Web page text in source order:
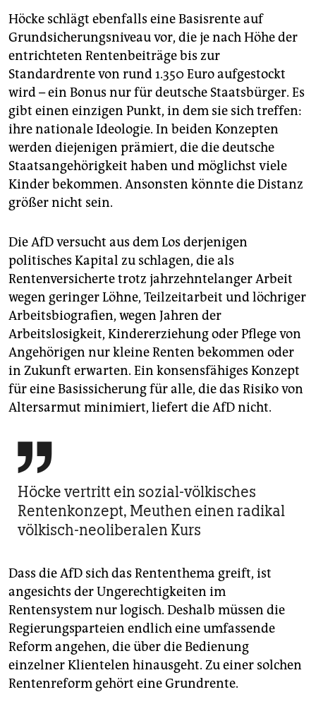
Höcke schlägt ebenfalls eine Basisrente auf
Grundsicherungsniveau vor, die je nach Höhe der
entrichteten Rentenbeiträge bis zur
Standardrente von rund 1.350 Euro aufgestockt
wird – ein Bonus nur für deutsche Staatsbürger. Es
gibt einen einzigen Punkt, in dem sie sich treffen:
ihre nationale Ideologie. In beiden Konzepten
werden diejenigen prämiert, die die deutsche
Staatsangehörigkeit haben und möglichst viele
Kinder bekommen. Ansonsten könnte die Distanz
größer nicht sein.
Die AfD versucht aus dem Los derjenigen
politisches Kapital zu schlagen, die als
Rentenversicherte trotz jahrzehntelanger Arbeit
wegen geringer Löhne, Teilzeitarbeit und löchriger
Arbeitsbiografien, wegen Jahren der
Arbeitslosigkeit, Kindererziehung oder Pflege von
Angehörigen nur kleine Renten bekommen oder
in Zukunft erwarten. Ein konsensfähiges Konzept
für eine Basissicherung für alle, die das Risiko von
Altersarmut minimiert, liefert die AfD nicht.

Höcke vertritt ein sozial-völkisches
Rentenkonzept, Meuthen einen radikal
völkisch-neoliberalen Kurs
Dass die AfD sich das Rententhema greift, ist
angesichts der Ungerechtigkeiten im
Rentensystem nur logisch. Deshalb müssen die
Regierungsparteien endlich eine umfassende
Reform angehen, die über die Bedienung
einzelner Klientelen hinausgeht. Zu einer solchen
Rentenreform gehört eine Grundrente.